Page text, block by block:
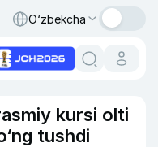
O‘zbekcha
kursi olti
tushdi